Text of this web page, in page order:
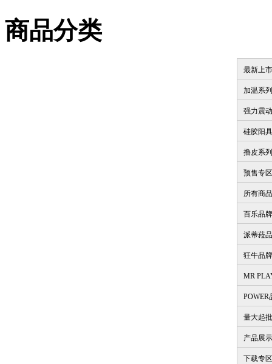
商品分类
最新上市
加温系列
强力震动
硅胶阳具
撸皮系列
预售专区
所有商品
百乐品牌
派蒂菈
狂牛品牌
MR
POWER
量大起批
产品展
下载专区